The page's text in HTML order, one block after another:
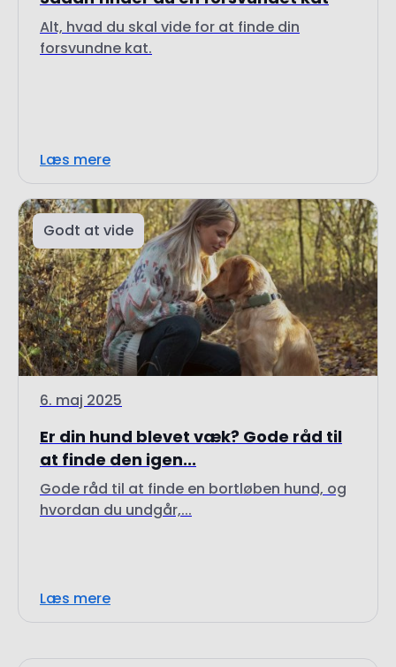
Godt at vide
6. maj 2025
Er din hund blevet væk? Gode råd til
at finde den igen...
Gode råd til at finde en bortløben hund, og
hvordan du undgår,...